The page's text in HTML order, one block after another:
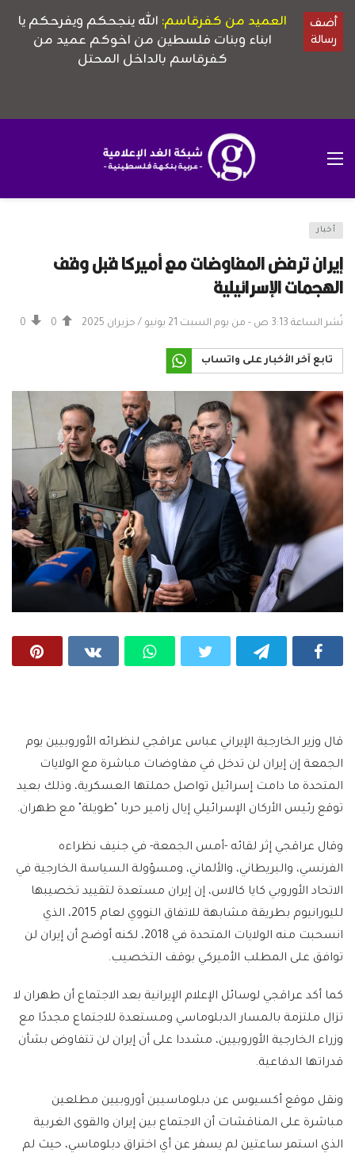
أخبار
إيران ترفض المفاوضات مع أميركا قبل وقف
الهجمات الإسرائيلية
نُشر الساعة 3:13 ص - من يوم السبت 21 يونيو / حزيران 2025 0
0
تابع آخر الأخبار على واتساب
قال وزير الخارجية الإيراني عباس عراقجي لنظرائه الأوروبيين يوم
الجمعة إن إيران لن تدخل في مفاوضات مباشرة مع الولايات
المتحدة ما دامت إسرائيل تواصل حملتها العسكرية، وذلك بعيد
توقع رئيس الأركان الإسرائيلي إيال زامير حربا "طويلة" مع طهران.
وقال عراقجي إثر لقائه -أمس الجمعة- في جنيف نظراءه
الفرنسي، والبريطاني، والألماني، ومسؤولة السياسة الخارجية في
الاتحاد الأوروبي كايا كالاس، إن إيران مستعدة لتقييد تخصيبها
لليورانيوم بطريقة مشابهة للاتفاق النووي لعام 2015، الذي
انسحبت منه الولايات المتحدة في 2018، لكنه أوضح أن إيران لن
توافق على المطلب الأميركي بوقف التخصيب.
كما أكد عراقجي لوسائل الإعلام الإيرانية بعد الاجتماع أن طهران لا
تزال ملتزمة بالمسار الدبلوماسي ومستعدة للاجتماع مجددًا مع
وزراء الخارجية الأوروبيين، مشددا على أن إيران لن تتفاوض بشأن
قدراتها الدفاعية.
ونقل موقع أكسيوس عن دبلوماسيين أوروبيين مطلعين
مباشرة على المناقشات أن الاجتماع بين إيران والقوى الغربية
الذي استمر ساعتين لم يسفر عن أي اختراق دبلوماسي، حيث لم